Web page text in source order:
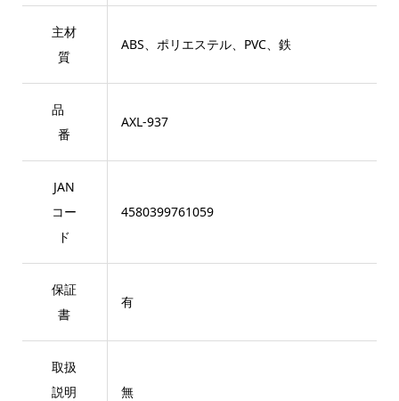
主材
質
ABS、ポリエステル、PVC、鉄
品
番
AXL-937
JAN
コー
ド
4580399761059
保証
書
有
取扱
説明
無